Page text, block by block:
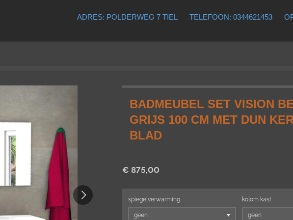
ADRES: POLDERWEG 7 TIEL TELEFOON: 0344621453
BADMEUBEL SET VISION
GRIJS 100 CM MET DUN
BLAD
€ 875,00
spiegelverwarming kolom kast